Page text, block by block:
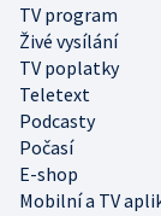
TV program
Živé vysílání
TV poplatky
Teletext
Podcasty
Počasí
E-shop
Mobilní a TV